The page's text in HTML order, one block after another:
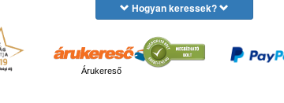
Hogyan keressek?
Árukereső